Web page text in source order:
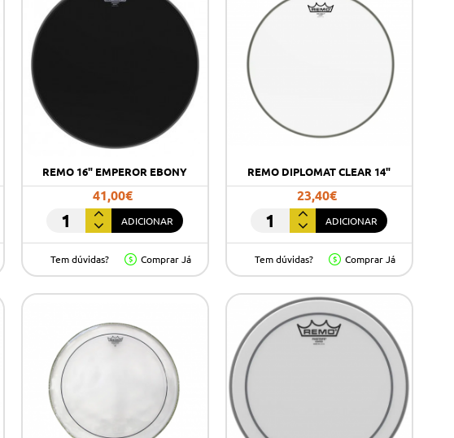
REMO 16" EMPEROR EBONY
41,00€
REMO
16"
EMPEROR
EBONY
ADICIONAR
Tem dúvidas? Comprar Já
REMO DIPLOMAT CLEAR 14"
23,40€
Remo
Diplomat
Clear
14"
ADICIONAR
Tem dúvidas? Comprar Já